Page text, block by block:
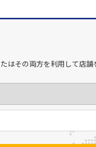
はその両方を利用して店